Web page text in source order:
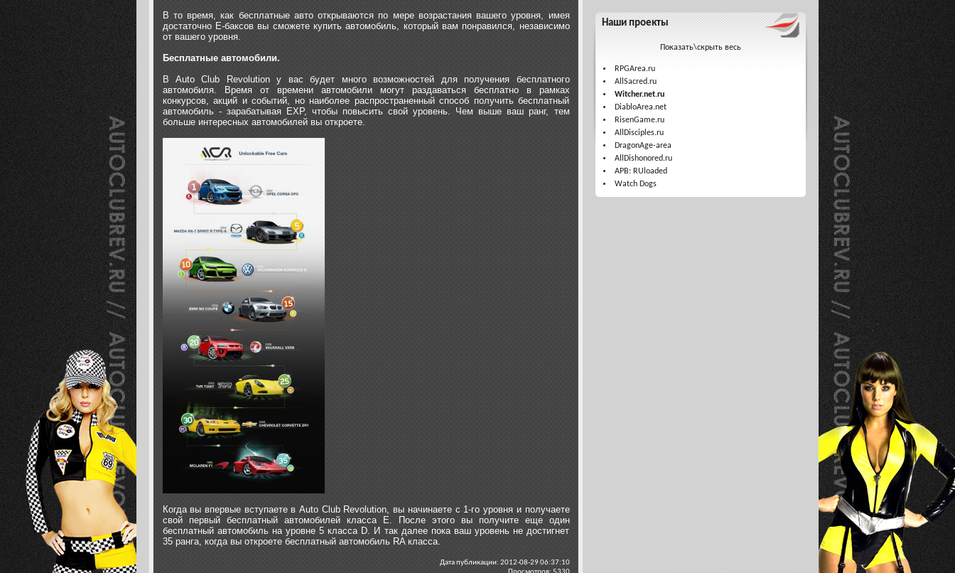
В то время, как бесплатные авто открываются по мере возрастания вашего уровня, имея
достаточно Е-баксов вы сможете купить автомобиль, который вам понравился, независимо
от вашего уровня.
Бесплатные автомобили.
В Auto Club Revolution у вас будет много возможностей для получения бесплатного
автомобиля. Время от времени автомобили могут раздаваться бесплатно в рамках
конкурсов, акций и событий, но наиболее распространенный способ получить бесплатный
автомобиль - зарабатывая EXP, чтобы повысить свой уровень. Чем выше ваш ранг, тем
больше интересных автомобилей вы откроете.
Когда вы впервые вступаете в Auto Club Revolution, вы начинаете с 1-го уровня и получаете
свой первый бесплатный автомобилей класса E. После этого вы получите еще один
бесплатный автомобиль на уровне 5 класса D. И так далее пока ваш уровень не достигнет
35 ранга, когда вы откроете бесплатный автомобиль RA класса.
Дата публикации: 2012-08-29 06:37:10
Наши проекты
Показать\скрыть весь
RPGArea.ru
AllSacred.ru
Witcher.net.ru
DiabloArea.net
RisenGame.ru
AllDisciples.ru
DragonAge-area
AllDishonored.ru
APB: RUloaded
Watch Dogs